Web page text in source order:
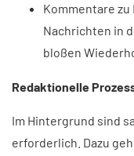
Kommentare
Nachrichten in
bloßen
Redaktionelle
Im Hintergrund sind
erforderlich. Dazu